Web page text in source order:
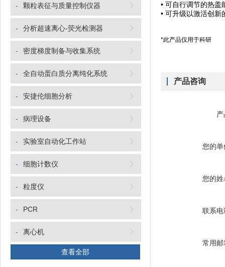
- 颗粒表征与质量控制仪器
- 分析超速离心-荧光检测器
- 密度梯度制备与收集系统
- 全自动蛋白质分离纯化系统
- 安捷伦细胞分析
- 病理设备
- 实验室自动化工作站
- 细胞计数仪
- 粒度仪
- PCR
- 离心机
查看全部
• 可自行调节的热
• 可升级以激活创新
*此产品仅用于科研
产品咨询
您的单
您的姓
联系电
常用邮